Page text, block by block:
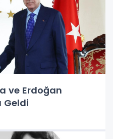
ve Erdoğan
Geldi